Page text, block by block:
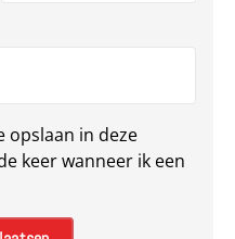
opslaan in deze
keer wanneer ik een